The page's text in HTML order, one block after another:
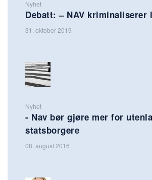
Nyhet
Debatt: – NAV kriminaliserer
31. oktober 2019
Nyhet
- Nav bør gjøre mer for
statsborgere
08. august 2016